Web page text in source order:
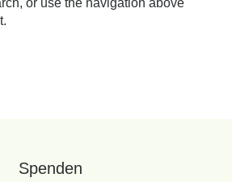
or use the navigation above
Spenden